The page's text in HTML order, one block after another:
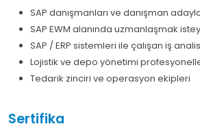
SAP danışmanları ve danışman
SAP EWM alanında uzmanlaşmak
SAP / ERP sistemleri ile çalışan iş
Lojistik ve depo yönetimi
Tedarik zinciri ve operasyon ekipleri
Sertifika